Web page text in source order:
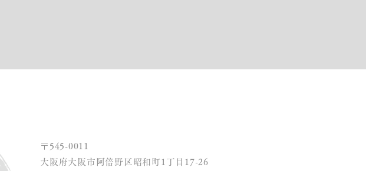
〒545-0011
大阪府大阪市阿倍野区昭和町1丁目17-26